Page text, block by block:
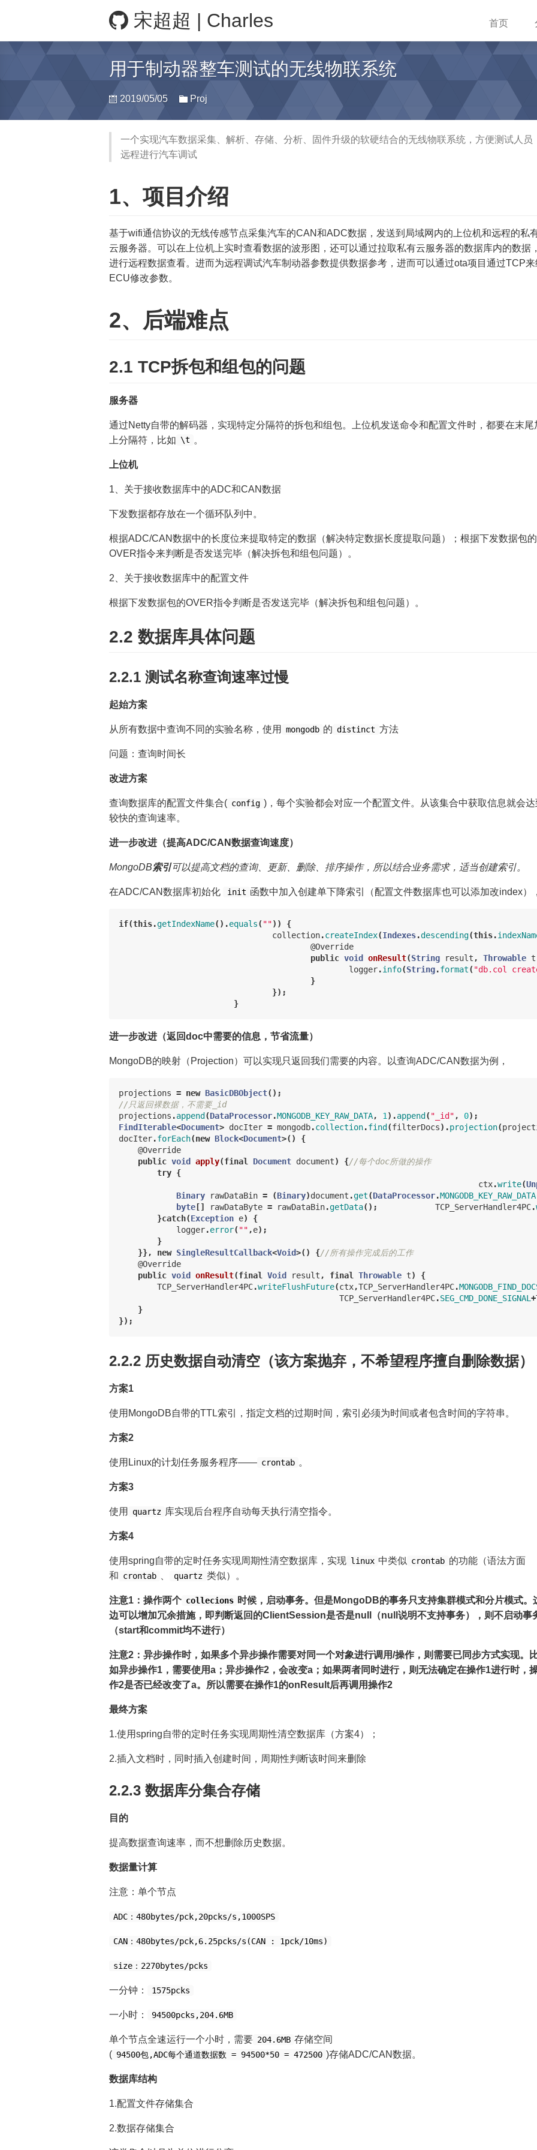
宋超超 | Charles 首页
用于制动器整车测试的无线物联系统
2019/05/05 Proj
一个实现汽车数据采集、解析、存储、分析、固件升级的软硬结合的无线物联系统，方便测试人员
远程进行汽车调试
1、项目介绍
基于wifi通信协议的无线传感节点采集汽车的CAN和ADC数据，发送到局域网内的上位机和远程的私
云服务器。可以在上位机上实时查看数据的波形图，还可以通过拉取私有云服务器的数据库内的数据
进行远程数据查看。进而为远程调试汽车制动器参数提供数据参考，进而可以通过ota项目通过TCP来
ECU修改参数。
2、后端难点
2.1 TCP拆包和组包的问题
服务器
通过Netty自带的解码器，实现特定分隔符的拆包和组包。上位机发送命令和配置文件时，都要在末尾
上分隔符，比如 \t 。
上位机
1、关于接收数据库中的ADC和CAN数据
下发数据都存放在一个循环队列中。
根据ADC/CAN数据中的长度位来提取特定的数据（解决特定数据长度提取问题）；根据下发数据包的
OVER指令来判断是否发送完毕（解决拆包和组包问题）。
2、关于接收数据库中的配置文件
根据下发数据包的OVER指令判断是否发送完毕（解决拆包和组包问题）。
2.2 数据库具体问题
2.2.1 测试名称查询速率过慢
起始方案
从所有数据中查询不同的实验名称，使用 mongodb 的 distinct 方法
问题：查询时间长
改进方案
查询数据库的配置文件集合( config )，每个实验都会对应一个配置文件。从该集合中获取信息就会
较快的查询速率。
进一步改进（提高ADC/CAN数据查询速度）
MongoDB索引可以提高文档的查询、更新、删除、排序操作，所以结合业务需求，适当创建索引。
在ADC/CAN数据库初始化 init 函数中加入创建单下降索引（配置文件数据库也可以添加改index）
if(this.getIndexName().equals( ""))
{
collection.createIndex(Indexes.descending(this.
@Override
public void onResult(String result , Throwable t
logger.info(String.format( "db.col
}
});
}
进一步改进（返回doc中需要的信息，节省流量）
MongoDB的映射（Projection）可以实现只返回我们需要的内容。以查询ADC/CAN数据为例，
projections = new BasicDBObject();
//只返回裸数据，不需要_id
projections .append (DataProcessor.MONGODB_KEY_RAW_DATA, 1 ).append ( "_id" , 0);
FindIterable<Document> docIter = mongodb.collection.find (filterDocs).projection(
docIter.forEach(new Block<Document>()
{
@Override
public void apply(final Document document) {//每个doc所做的操作
try {
ctx.write(
Binary
rawDataBin = (Binary)document .get(DataProcessor.MONGODB_KEY_RAW_DATA
byte [] rawDataByte = rawDataBin.getData(); TCP_ServerHandler4PC.
}catch(Exception e)
{
logger.error( "" ,e);
}
}},
new SingleResultCallback<Void>() {
@Override
public void onResult(final Void result , final Throwable t)
{
TCP_ServerHandler4PC.writeFlushFuture(ctx,TCP_ServerHandler4PC.
TCP_ServerHandler4PC.SEG_CMD_DONE_SIGNAL +
}
});
2.2.2 历史数据自动清空（该方案抛弃，不希望程序擅自删除数据）
方案1
使用MongoDB自带的TTL索引，指定文档的过期时间，索引必须为时间或者包含时间的字符串。
方案2
使用Linux的计划任务服务程序—— crontab 。
方案3
使用 quartz 库实现后台程序自动每天执行清空指令。
方案4
使用spring自带的定时任务实现周期性清空数据库，实现 linux 中类似 crontab 的功能（语法方面
和 crontab quartz 类似）。
注意1：操作两个 collecions 时候，启动事务。但是MongoDB的事务只支持集群模式和分片模式。
边可以增加冗余措施，即判断返回的ClientSession是否是null（null说明不支持事务），则不启动事
（start和commit均不进行）
注意2：异步操作时，如果多个异步操作需要对同一个对象进行调用/操作，则需要已同步方式实现。
如异步操作1，需要使用a；异步操作2，会改变a；如果两者同时进行，则无法确定在操作1进行时，
作2是否已经改变了a。所以需要在操作1的onResult后再调用操作2
最终方案
1.使用spring自带的定时任务实现周期性清空数据库（方案4）；
2.插入文档时，同时插入创建时间，周期性判断该时间来删除
2.2.3 数据库分集合存储
目的
提高数据查询速率，而不想删除历史数据。
数据量计算
注意：单个节点
ADC：480bytes/pck,20pcks/s,1000SPS
CAN：480bytes/pck,6.25pcks/s(CAN : 1pck/10ms)
size：2270bytes/pcks
一分钟： 1575pcks
一小时： 94500pcks,204.6MB
单个节点全速运行一个小时，需要 204.6MB 存储空间
( 94500包,ADC每个通道数据数 = 94500*50 = 472500 )存储ADC/CAN数据。
数据库结构
1.配置文件存储集合
2.数据存储集合